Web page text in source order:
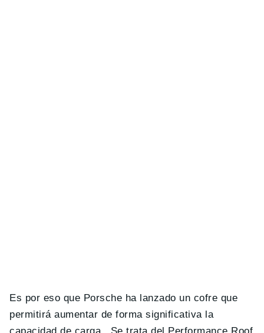
Es por eso que Porsche ha lanzado un cofre que
permitirá aumentar de forma significativa la